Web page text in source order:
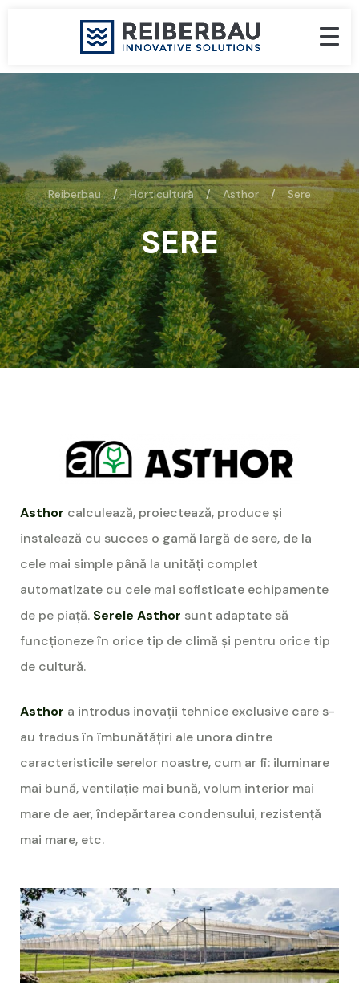
Reiberbau Horticultură Asthor Sere
SERE
Asthor calculează, proiectează, produce și
instalează cu succes o gamă largă de sere, de la
cele mai simple până la unități complet
automatizate cu cele mai sofisticate echipamente
de pe piață. Serele Asthor sunt adaptate să
funcționeze în orice tip de climă și pentru orice tip
de cultură.
Asthor a introdus inovații tehnice exclusive care s-
au tradus în îmbunătățiri ale unora dintre
caracteristicile serelor noastre, cum ar fi: iluminare
mai bună, ventilație mai bună, volum interior mai
mare de aer, îndepărtarea condensului, rezistență
mai mare, etc.